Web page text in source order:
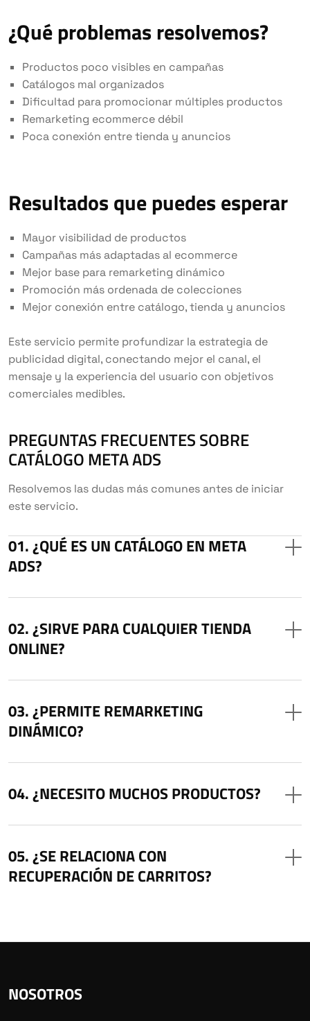
¿Qué problemas resolvemos?
Productos poco visibles en campañas
Catálogos mal organizados
Dificultad para promocionar múltiples productos
Remarketing ecommerce débil
Poca conexión entre tienda y anuncios
Resultados que puedes esperar
Mayor visibilidad de productos
Campañas más adaptadas al ecommerce
Mejor base para remarketing dinámico
Promoción más ordenada de colecciones
Mejor conexión entre catálogo, tienda y anuncios
Este servicio permite profundizar la estrategia de
publicidad digital, conectando mejor el canal, el
mensaje y la experiencia del usuario con objetivos
comerciales medibles.
PREGUNTAS FRECUENTES SOBRE
CATÁLOGO META ADS
Resolvemos las dudas más comunes antes de iniciar
este servicio.
¿QUÉ ES UN CATÁLOGO EN META
ADS?
¿SIRVE PARA CUALQUIER TIENDA
ONLINE?
¿PERMITE REMARKETING
DINÁMICO?
¿NECESITO MUCHOS PRODUCTOS?
¿SE RELACIONA CON
RECUPERACIÓN DE CARRITOS?
NOSOTROS